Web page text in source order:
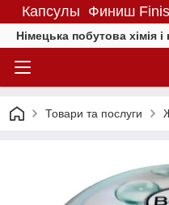
Капсулы Финиш
Німецька побутова хімія
Товари та послуги